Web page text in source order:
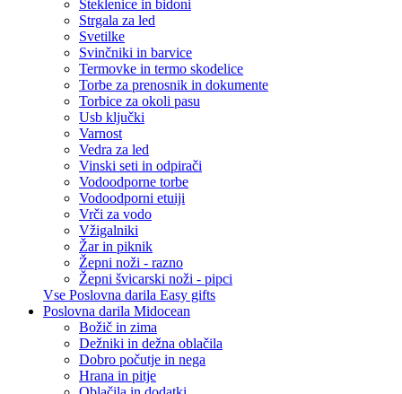
Steklenice in bidoni
Strgala za led
Svetilke
Svinčniki in barvice
Termovke in termo skodelice
Torbe za prenosnik in dokumente
Torbice za okoli pasu
Usb ključki
Varnost
Vedra za led
Vinski seti in odpirači
Vodoodporne torbe
Vodoodporni etuiji
Vrči za vodo
Vžigalniki
Žar in piknik
Žepni noži - razno
Žepni švicarski noži - pipci
Vse Poslovna darila Easy gifts
Poslovna darila Midocean
Božič in zima
Dežniki in dežna oblačila
Dobro počutje in nega
Hrana in pitje